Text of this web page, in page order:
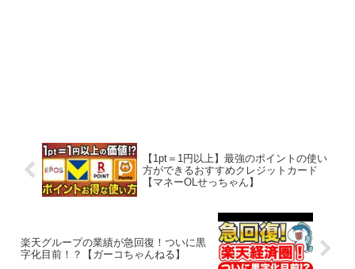
【1pt＝1円以上】最強のポイントの使い
方ができるおすすめクレジットカード
【マネーOLせっちゃん】
楽天グループの業績が急回復！ついに黒
字化目前！？【ガーコちゃんねる】